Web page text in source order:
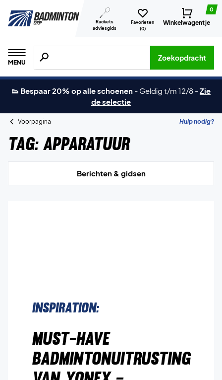
Rackets
adviesgids
Favorieten
(0)
0
Winkelwagentje
MENU
Zoeken naar producten, merken etc.
Zoekopdracht
👟 Bespaar 20% op alle schoenen - Geldig t/m 12/8 -Zie
de selectie
Voorpagina Hulp nodig?
Tag: Apparatuur
Berichten & gidsen
Inspiration:
Must-Have
Badmintonuitrusting